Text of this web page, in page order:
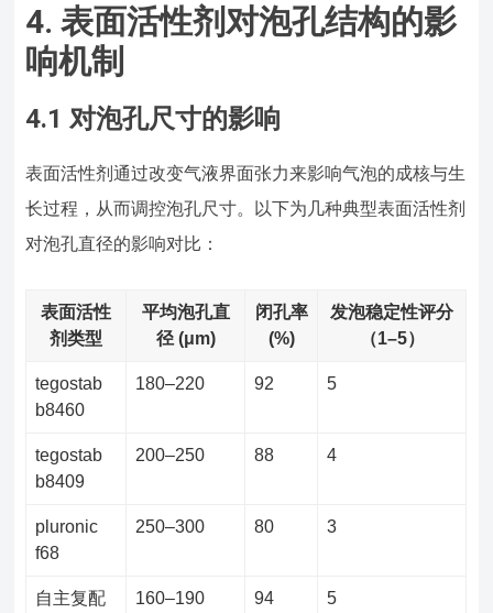
4. 表面活性剂对泡孔结构的影
响机制
4.1 对泡孔尺寸的影响
表面活性剂通过改变气液界面张力来影响气泡的成核与生
长过程，从而调控泡孔尺寸。以下为几种典型表面活性剂
对泡孔直径的影响对比：
表面活性
剂类型
平均泡孔直
径 (μm)
闭孔率
(%)
发泡稳定性评分
（1–5）
tegostab
b8460
180–220 92 5
tegostab
b8409
200–250 88 4
pluronic
f68
250–300 80 3
自主复配
160–190 94 5